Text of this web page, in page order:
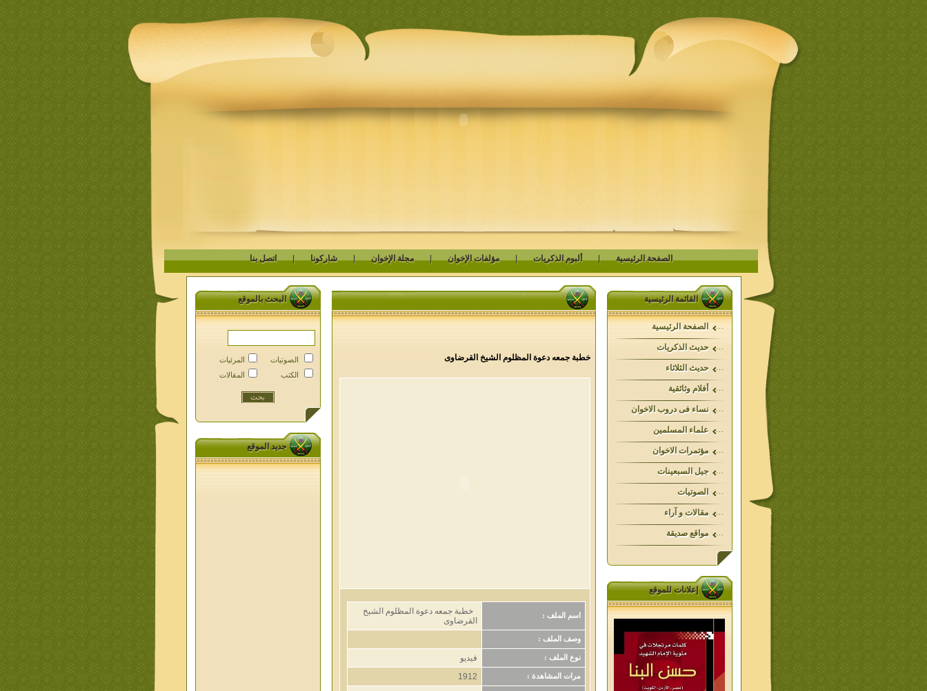
الصفحة الرئيسية | ألبوم الذكريات | مؤلفات الإخوان | مجلة الإخوان | شاركونا | اتصل بنا
القائمة الرئيسية
الصفحة الرئيسية
حديث الذكريات
حديث الثلاثاء
أفلام وثائقية
نساء فى دروب الاخوان
علماء المسلمين
مؤتمرات الاخوان
جيل السبعينات
الصوتيات
مقالات و آراء
مواقع صديقة
إعلانات للموقع
خطبة جمعه دعوة المظلوم الشيخ القرضاوى
اسم الملف :
خطبة جمعه دعوة المظلوم الشيخ
القرضاوى
وصف الملف :
نوع الملف : فيديو
مرات المشاهدة : 1912
البحث بالموقع
الصوتيات
الكتب
المرئيات
المقالات
جديد الموقع